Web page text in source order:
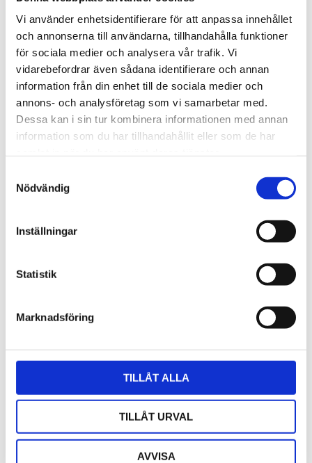
Vi använder enhetsidentifierare för att anpassa innehållet
och annonserna till användarna, tillhandahålla funktioner
för sociala medier och analysera vår trafik. Vi
vidarebefordrar även sådana identifierare och annan
information från din enhet till de sociala medier och
annons- och analysföretag som vi samarbetar med.
Dessa kan i sin tur kombinera informationen med annan
information som du har tillhandahållit eller som de har
Nödvändig
Inställningar
Statistik
Marknadsföring
TILLÅT ALLA
TILLÅT URVAL
AVVISA
Du
Bli den första att lämna ett omdöme.